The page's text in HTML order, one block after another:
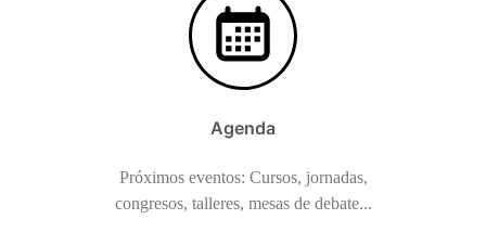
Agenda
Próximos eventos: Cursos, jornadas,
congresos, talleres, mesas de debate...